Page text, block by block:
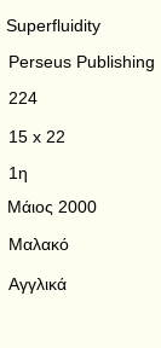
Superfluidity
Perseus Publishing
224
15 x 22
1η
Μάιος 2000
Μαλακό
Αγγλικά